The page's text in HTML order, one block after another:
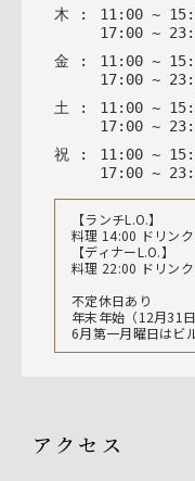
木 : 11 : 00 ~ 15:
17: 00 ~ 23:
金 : 11 : 00 ~ 15:
17: 00 ~ 23:
土 : 11 : 00 ~ 15:
17: 00 ~ 23:
祝 : 11 : 00 ~ 15:
17: 00 ~ 23:
【ランチL.O.】
料理 14:00 ドリン
【ディナーL.O.】
料理 22:00 ドリン
不定休日あり
年末年始（12月31
6月第一月曜日はビ
アクセス